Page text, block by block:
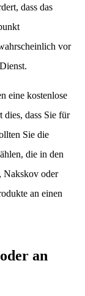
dass das
vor
eine kostenlose
dies, dass Sie für
Sie die
die in den
Nakskov oder
an einen
an